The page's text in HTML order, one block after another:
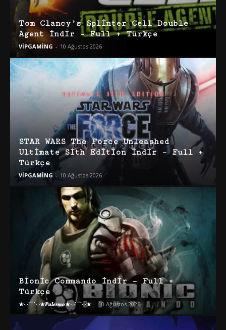
Tom Clancy’s Splinter Cell Double
Agent İndir – Full + Türkçe
VİPGAMİNG - 10 Ağustos 2026
STAR WARS The Force Unleashed
Ultimate Sith Edition İndir – Full +
Türkçe
VİPGAMİNG - 10 Ağustos 2026
Bionic Commando İndir – Full +
Türkçe
★·.·´¯`·.·★𝑷𝒂𝒍𝒆𝒓𝒎𝒐★·.·´¯`·.·★ - 10 Ağustos 2026